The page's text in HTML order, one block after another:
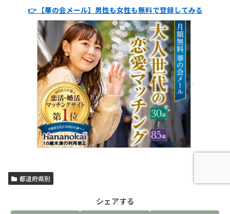
👉 【華の会メール】男性も女性も無料で登録してみる
都道府県別
シェアする